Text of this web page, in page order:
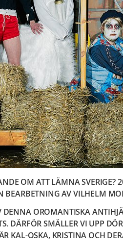
OM ATT LÄMNA SVERIGE?
BEARBETNING AV VILHELM
OROMANTISKA
DÄRFÖR SMÄLLER VI UPP
KAL-OSKA, KRISTINA OCH